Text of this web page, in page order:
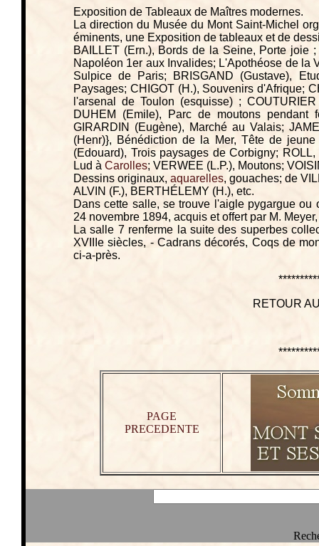
Exposition de Tableaux de Maîtres modernes.
La direction du Musée du Mont Saint-Michel
éminents, une Exposition de tableaux et de
BAILLET (Ern.), Bords de la Seine, Porte joie
Napoléon 1er aux Invalides; L'Apothéose de
Sulpice de Paris; BRISGAND (Gustave),
Paysages; CHIGOT (H.), Souvenirs d'Afrique;
l'arsenal de Toulon (esquisse) ;
DUHEM (Emile), Parc de moutons pendant
GIRARDIN (Eugène), Marché au Valais;
(Henr)}, Bénédiction de la Mer, Tête de
(Edouard), Trois paysages de Corbigny;
Lud à Carolles; VERWEE (L.­P.), Moutons;
Dessins originaux, aquarelles, gouaches; de
ALVIN (F.), BERTHÉLEMY (H.), etc.
Dans cette salle, se trouve l'aigle pygargue
24 novembre 1894, acquis et offert par M.
La salle 7 renferme la suite des superbes
XVIIIe siècles, - Cadrans décorés, Coqs de
ci-a-près.
RETOUR
PAGE
PRECEDENTE